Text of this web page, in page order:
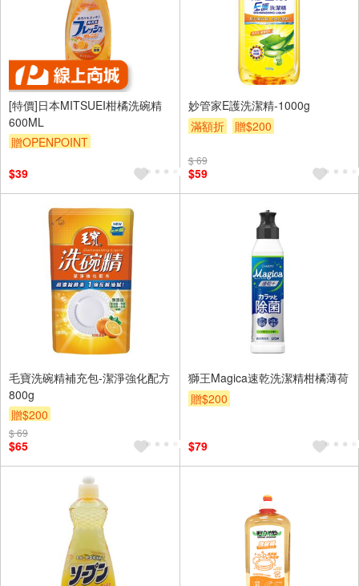
[特價]日本MITSUEI柑橘洗碗精
600ML
贈OPENPOINT
$39
妙管家E護洗潔精-1000g
滿額折
贈$200
$ 69
$59
毛寶洗碗精補充包-潔淨強化配方
800g
贈$200
$ 69
$65
獅王Magica速乾洗潔精柑橘薄荷
贈$200
$79